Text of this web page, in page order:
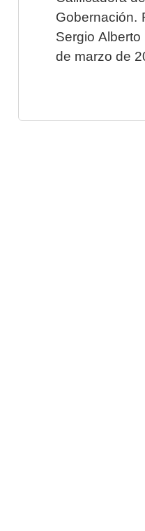
Gobernación.
Sergio
de marzo de